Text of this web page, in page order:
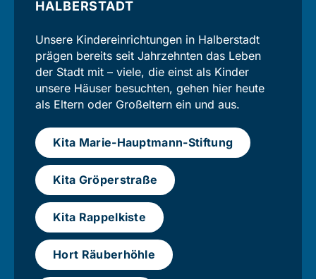
HALBERSTADT
Unsere Kinder­einrichtungen in Halberstadt
prägen bereits seit Jahr­zehnten das Leben
der Stadt mit – viele, die einst als Kinder
unsere Häuser besuchten, gehen hier heute
als Eltern oder Groß­eltern ein und aus.
Kita Marie-Hauptmann-Stiftung
Kita Gröperstraße
Kita Rappelkiste
Hort Räuberhöhle